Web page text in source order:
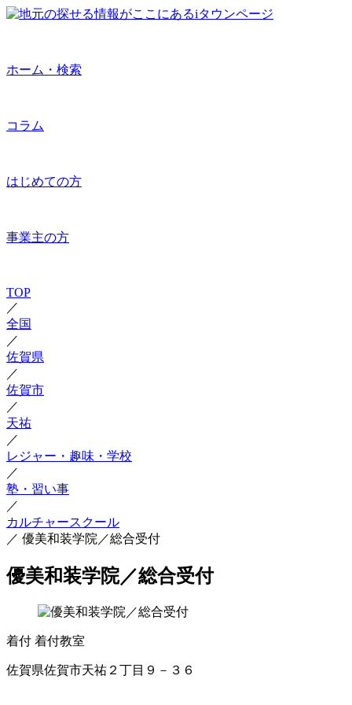
ホーム・検索
コラム
はじめての方
事業主の方
TOP
／
全国
／
佐賀県
／
佐賀市
／
天祐
／
レジャー・趣味・学校
／
塾・習い事
／
カルチャースクール
／ 優美和装学院／総合受付
優美和装学院／総合受付
着付 着付教室
佐賀県佐賀市天祐２丁目９－３６